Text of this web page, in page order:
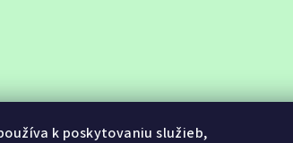
k poskytovaniu služieb,